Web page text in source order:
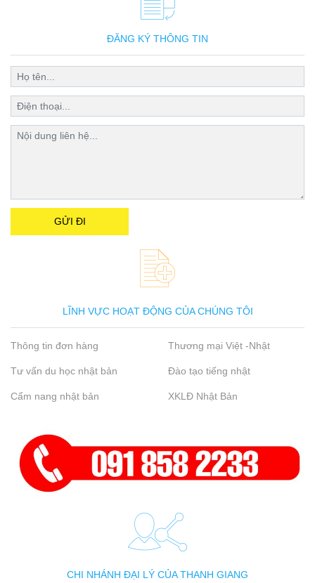
ĐĂNG KÝ THÔNG TIN
LĨNH VỰC HOẠT ĐỘNG CỦA CHÚNG TÔI
Thông tin đơn hàng Thương mại Việt -Nhật
Tư vấn du học nhật bản Đào tạo tiếng nhật
Cẩm nang nhật bản XKLĐ Nhật Bản
CHI NHÁNH ĐẠI LÝ CỦA THANH GIANG